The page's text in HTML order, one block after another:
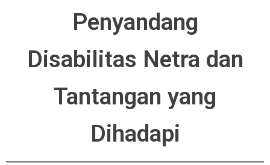
Penyandang
Disabilitas Netra dan
Tantangan yang
Dihadapi